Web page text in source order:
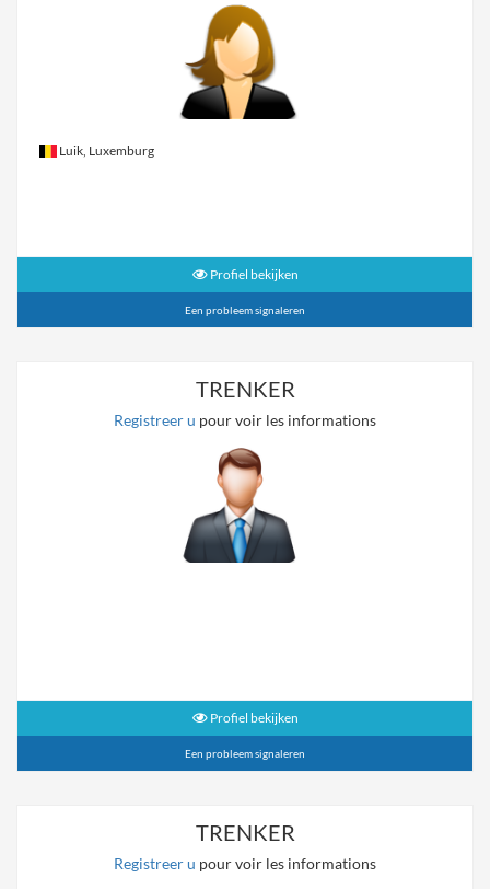
Luik, Luxemburg
Profiel bekijken
Een probleem signaleren
TRENKER
Registreer u pour voir les informations
Profiel bekijken
Een probleem signaleren
TRENKER
Registreer u pour voir les informations